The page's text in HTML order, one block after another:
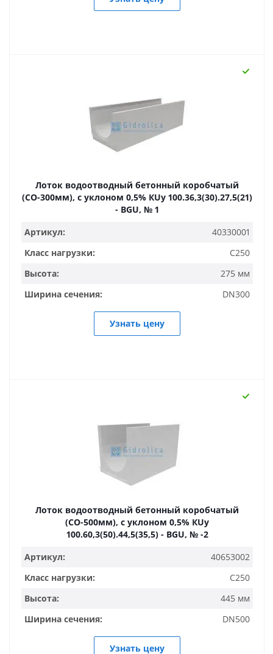
Лоток водоотводный бетонный коробчатый
(СО-300мм), с уклоном 0,5% КUу 100.36,3(30).27,5(21)
- BGU, № 1
Артикул:
40330001
Класс нагрузки:
C250
Высота:
275 мм
Ширина сечения:
DN300
Узнать цену
Лоток водоотводный бетонный коробчатый
(СО-500мм), с уклоном 0,5% КUу
100.60,3(50).44,5(35,5) - BGU, № -2
Артикул:
40653002
Класс нагрузки:
C250
Высота:
445 мм
Ширина сечения:
DN500
Узнать цену